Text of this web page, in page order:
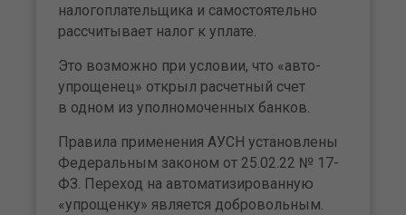
налогоплательщика и самостоятельно
рассчитывает налог к уплате.
Это возможно при условии, что «авто-
упрощенец» открыл расчетный счет
в одном из уполномоченных банков.
Правила применения АУСН установлены
Федеральным законом от 25.02.22 № 17-
ФЗ. Переход на автоматизированную
«упрощенку» является добровольным.